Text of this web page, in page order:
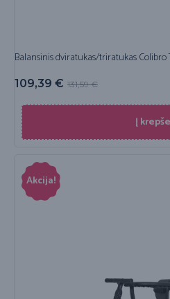
Balansinis dviratukas/triratukas Colibro
131,59€
109,39 €
Į
Akcija!